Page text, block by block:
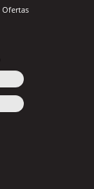
Ofertas